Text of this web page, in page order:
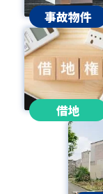
事故物件
借地